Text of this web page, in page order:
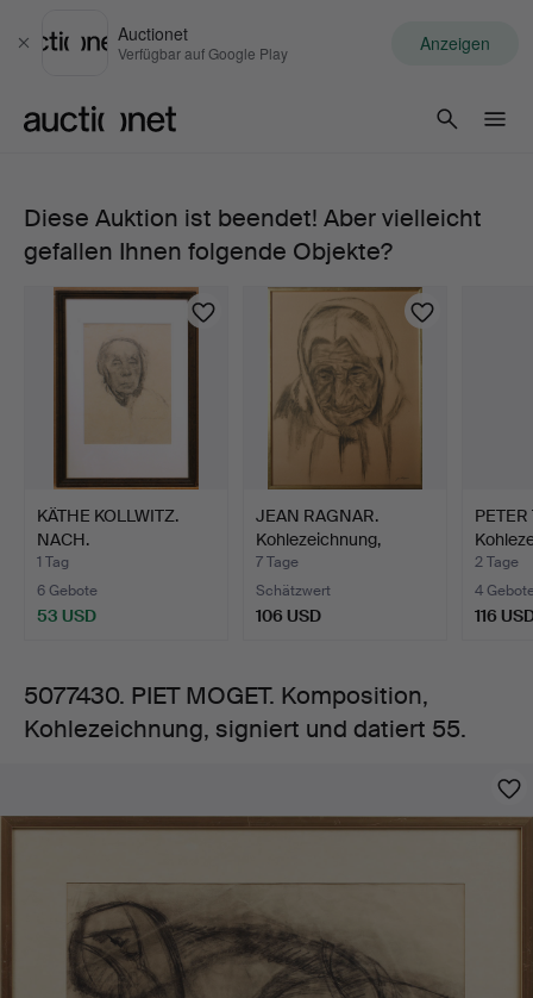
Schließen
Auctionet
Verfügbar auf Google Play Anzeigen
PIET
MOGET.
Komposition,
Kohlezeichnung,
signiert
und
datiert
55.
Diese Auktion ist beendet! Aber vielleicht
gefallen Ihnen folgende Objekte?
KÄTHE KOLLWITZ.
NACH.
Kohlezeichnung, Port…
1 Tag
6 Gebote
53 USD
JEAN RAGNAR.
Kohlezeichnung,
"Gammal kvinn…
7 Tage
Schätzwert
106 USD
2 Tage
4
116
5077430. PIET MOGET. Komposition,
Kohlezeichnung, signiert und datiert 55.